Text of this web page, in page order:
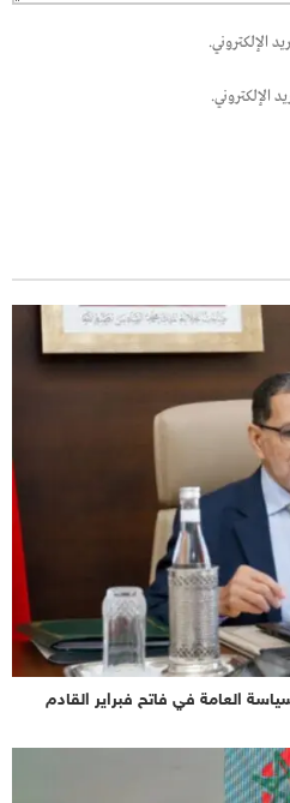
الإلكتروني.
الإلكتروني.
العامة في فاتح فبراير القادم